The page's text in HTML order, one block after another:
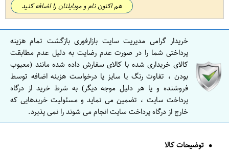
هم اکنون نام و موبایلتان را اضافه کنید
خریدار گرامی مدیریت سایت بازارفوری بازگشت تمام هزینه
پرداختی شما را در صورت عدم رضایت به دلیل عدم مطابقت
کالای خریداری شده با کالای سفارش داده شده مانند (معیوب
بودن ، تفاوت رنگ یا سایز یا درخواست هزینه اضافه توسط
فروشنده و یا هر دلیل موجه دیگر) به شرط خرید از درگاه
پرداخت سایت ، تضمین می نماید و مسئولیت خریدهایی که
خارج از درگاه پرداخت سایت انجام می شوند را نمی پذیرد.
توضیحات کالا